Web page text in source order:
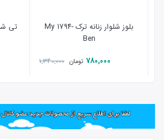
بلوز شلوار زنانه ترک -1794 My
Ben
780,000 تومان 1,340,000